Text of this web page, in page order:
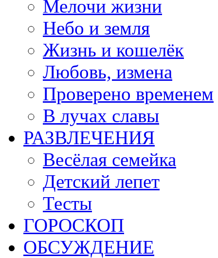
Мелочи жизни
Небо и земля
Жизнь и кошелёк
Любовь, измена
Проверено временем
В лучах славы
РАЗВЛЕЧЕНИЯ
Весёлая семейка
Детский лепет
Тесты
ГОРОСКОП
ОБСУЖДЕНИЕ